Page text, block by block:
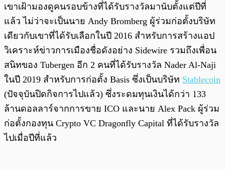
เขาเฝ้ามองดูคนรอบข้างที่ได้รับรางวัลมานับตั้งแต่ปีที่
แล้ว ไม่ว่าจะเป็นนาย Andy Bromberg ผู้ร่วมก่อตั้งบริษัท
เดียวกับเขาที่ได้รับเลือกในปี 2016 สำหรับการสร้างแอป
วิเคราะห์ข่าวการเมืองชื่อดังอย่าง Sidewire รวมถึงเพื่อน
สนิทของ Tubergen อีก 2 คนที่ได้รับรางวัล Nader Al-Naji
ในปี 2019 สำหรับการก่อตั้ง Basis ซึ่งเป็นบริษัท Stablecoin
(ปัจจุบันปิดกิจการไปแล้ว) ซึ่งระดมทุนเงินได้กว่า 133
ล้านดอลลาร์จากการขาย ICO และนาย Alex Pack ผู้ร่วม
ก่อตั้งกองทุน Crypto VC Dragonfly Capital ที่ได้รับรางวัล
ไปเมื่อปีที่แล้ว